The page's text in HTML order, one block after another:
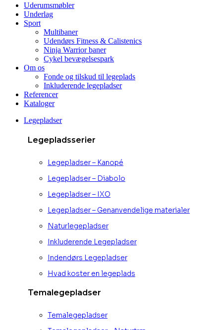
Uderumsmøbler
Underlag
Sport
Multibaner
Udendørs Fitness & Calistenics
Ninja Warrior baner
Cykel bevægelsespark
Om os
Fonde og tilskud til legeplads
Inkluderende legepladser
Referencer
Kataloger
Legepladser
Legepladsserier
Legepladser – Kanopé
Legepladser – Diabolo
Legepladser – IXO
Legepladser – Genanvendelige materialer
Naturlegepladser
Inkluderende Legepladser
Indendørs Legepladser
Hvad koster en legeplads
Temalegepladser
Temalegepladser